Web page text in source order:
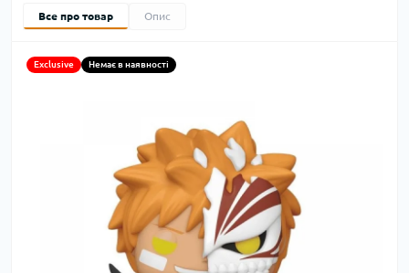
Все про товар Опис
Exclusive Немає в наявності